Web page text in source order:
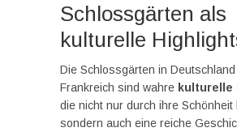
Schlossgärten als
kulturelle
Die Schlossgärten in Deutschland
Frankreich sind wahre kulturelle
die nicht nur durch ihre Schönheit
sondern auch eine reiche